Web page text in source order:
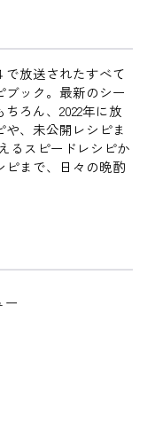
で放送されたすべて
ック。最新のシー
ろん、2022年に放
、未公開レシピま
るスピードレシピか
ピまで、日々の晩酌
ー